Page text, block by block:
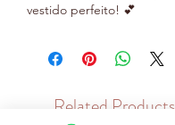
vestido perfeito! 💕
Related Products